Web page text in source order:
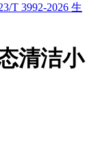
T 3992-2026 生
清洁小